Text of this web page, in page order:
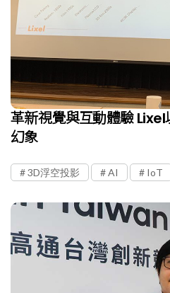
革新視覺與互動體驗
幻象
3D浮空投影 AI IoT